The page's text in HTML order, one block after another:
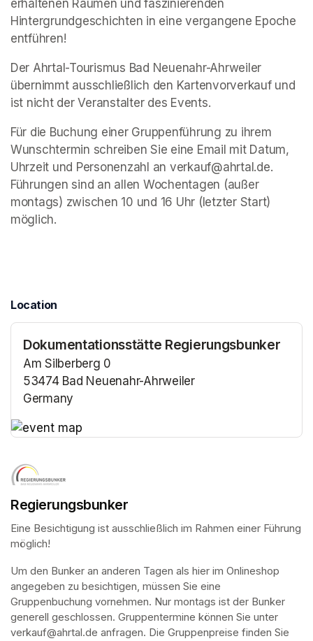
erhaltenen Räumen und faszinierenden
Hintergrundgeschichten in eine vergangene Epoche
entführen!
Der Ahrtal-Tourismus Bad Neuenahr-Ahrweiler
übernimmt ausschließlich den Kartenvorverkauf und
ist nicht der Veranstalter des Events.
Für die Buchung einer Gruppenführung zu ihrem
Wunschtermin schreiben Sie eine Email mit Datum,
Uhrzeit und Personenzahl an verkauf@ahrtal.de.
Führungen sind an allen Wochentagen (außer
montags) zwischen 10 und 16 Uhr (letzter Start)
möglich.
Location
Dokumentationsstätte Regierungsbunker
Am Silberberg 0
53474 Bad Neuenahr-Ahrweiler
Germany
Regierungsbunker
Eine Besichtigung ist ausschließlich im Rahmen einer Führung
möglich!
Um den Bunker an anderen Tagen als hier im Onlineshop
angegeben zu besichtigen, müssen Sie eine
Gruppenbuchung vornehmen. Nur montags ist der Bunker
generell geschlossen. Gruppentermine können Sie unter
verkauf@ahrtal.de anfragen. Die Gruppenpreise finden Sie